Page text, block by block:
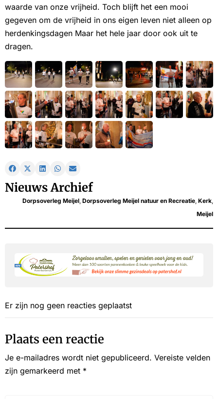
waarde van onze vrijheid. Toch blijft het een mooi
gegeven om de vrijheid in ons eigen leven niet alleen op
herdenkingsdagen Maar het hele jaar door ook uit te
dragen.
Nieuws Archief
Dorpsoverleg Meijel, Dorpsoverleg Meijel natuur en Recreatie, Kerk,
Meijel
Er zijn nog geen reacties geplaatst
Plaats een reactie
Je e-mailadres wordt niet gepubliceerd. Vereiste velden
zijn gemarkeerd met *